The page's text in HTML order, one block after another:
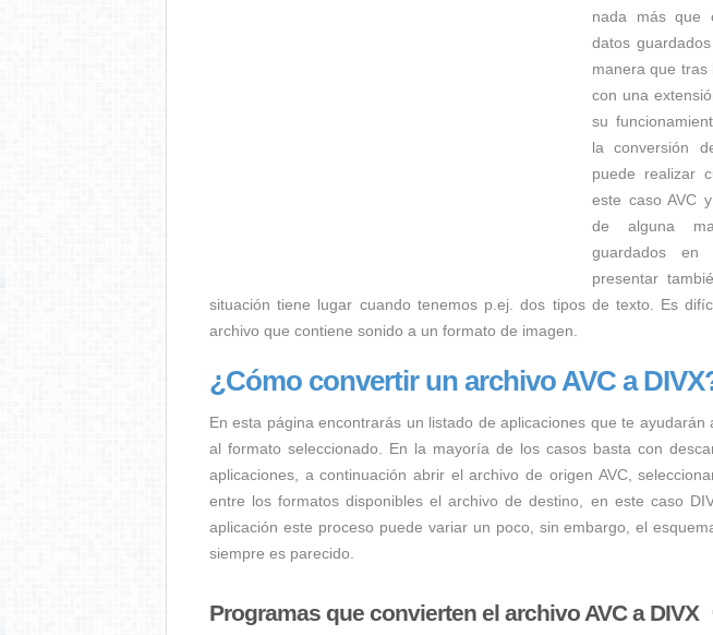
nada más que
datos
manera que tras
con una
su
la conversión
puede realizar
este caso AVC
de alguna
guardados en
presentar
situación tiene lugar cuando tenemos p.ej. dos tipos de texto. Es
archivo que contiene sonido a un formato de imagen.
¿Cómo convertir un archivo AVC a
En esta página encontrarás un listado de aplicaciones que te ayudarán
al formato seleccionado. En la mayoría de los casos basta con
aplicaciones, a continuación abrir el archivo de origen AVC,
entre los formatos disponibles el archivo de destino, en este caso
aplicación este proceso puede variar un poco, sin embargo, el
siempre es parecido.
Programas que convierten el archivo AVC a DIVX